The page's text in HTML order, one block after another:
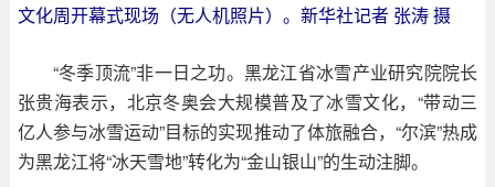
文化周开幕式现场（无人机照片）。新华社记者 张涛 摄
“冬季顶流”非一日之功。黑龙江省冰雪产业研究院院长
张贵海表示，北京冬奥会大规模普及了冰雪文化，“带动三
亿人参与冰雪运动”目标的实现推动了体旅融合，“尔滨”热成
为黑龙江将“冰天雪地”转化为“金山银山”的生动注脚。